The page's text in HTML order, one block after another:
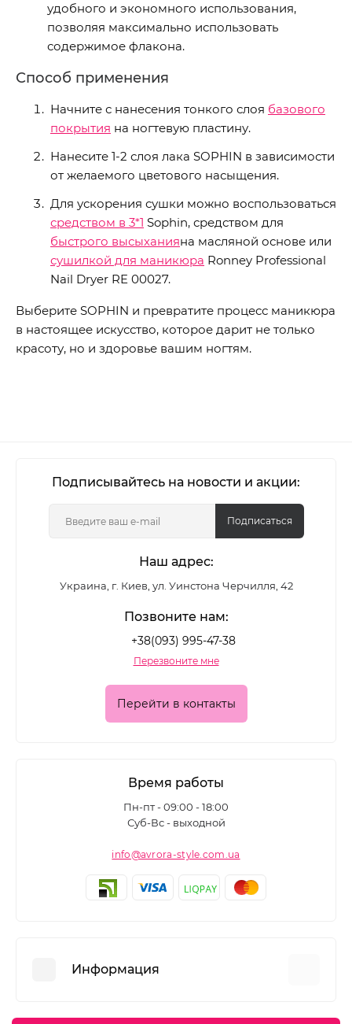
удобного и экономного использования,
позволяя максимально использовать
содержимое флакона.
Способ применения
Начните с нанесения тонкого слоя базового
покрытия на ногтевую пластину.
Нанесите 1-2 слоя лака SOPHIN в зависимости
от желаемого цветового насыщения.
Для ускорения сушки можно воспользоваться
средством в 3*1 Sophin, средством для
быстрого высыханияна масляной основе или
сушилкой для маникюра Ronney Professional
Nail Dryer RE 00027.
Выберите SOPHIN и превратите процесс маникюра
в настоящее искусство, которое дарит не только
красоту, но и здоровье вашим ногтям.
Подписывайтесь на новости и акции:
Подписаться
Наш адрес:
Украина, г. Киев, ул. Уинстона Черчилля, 42
Позвоните нам:
+38(093) 995-47-38
Перезвоните мне
Перейти в контакты
Время работы
Пн-пт - 09:00 - 18:00
Суб-Вс - выходной
info@avrora-style.com.ua
Информация